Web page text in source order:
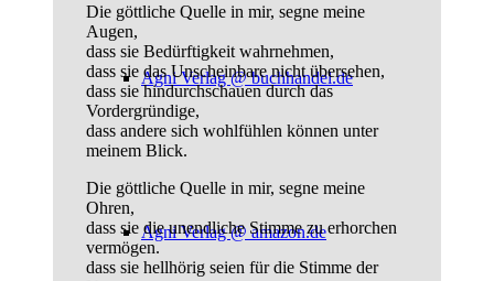
Agni Verlag @ buchhandel.de
Agni Verlag @ amazon.de
Die göttliche Quelle in mir, segne meine
Augen,
dass sie Bedürftigkeit wahrnehmen,
dass sie das Unscheinbare nicht übersehen,
dass sie hindurchschauen durch das
Vordergründige,
dass andere sich wohlfühlen können unter
meinem Blick.
Die göttliche Quelle in mir, segne meine
Ohren,
dass sie die unendliche Stimme zu erhorchen
vermögen.
dass sie hellhörig seien für die Stimme der